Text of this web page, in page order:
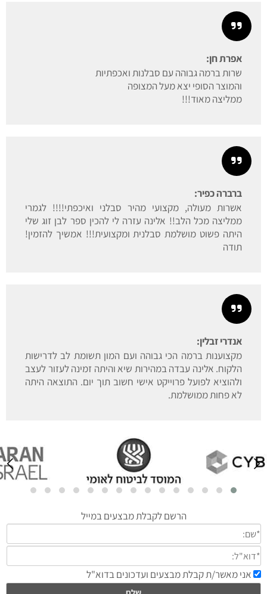
אפרת חן:
שרות ברמה גבוהה עם סבלנות ואכפתיות
והמוצר הסופי יצא מעל המצופה
ממליצה מאוד!!!
ברברה כפיר:
אשרות מעולה, מקצועי מהיר סבלני ואיכפתי!!!! לגמרי
ממליצה מכל הלב!! אלינה עזרה לי להכין ספר לבן זוג שלי
היתה פשוט מושלמת סבלנית ומקצועית!!! אמשיך להזמין!
תודה
אנדרי זבלין:
מקצוענות ברמה הכי גבוהה ועם המון תשומת לב לדרישות
הלקוח. אלינה עבדה במהירות שיא והיתה זמינה לעזור לעצב
ולהוציא לפועל פרוייקט אישי חשוב תוך יום. התוצאה היתה
לא פחות ממושלמת.